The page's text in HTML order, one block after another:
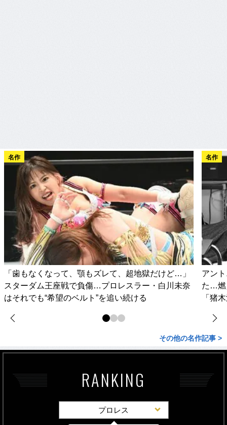
名作
「歯もなくなって、顎もズレて、超地獄だけど…」
スターダム王座戦で負傷…プロレスラー・白川未奈
はそれでも“希望のベルト”を追い続ける
名作
アン
た…燃
「猪
その他の名作記事 >
RANKING
プロレス